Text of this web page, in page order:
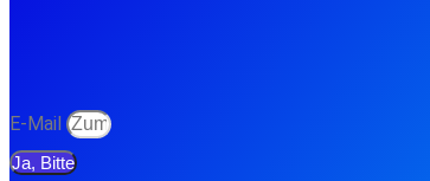
E-Mail
Ja, Bitte